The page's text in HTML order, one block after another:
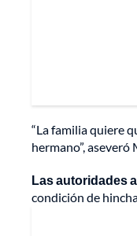
“La familia quiere
hermano”, aseveró
Las autoridades
condición de